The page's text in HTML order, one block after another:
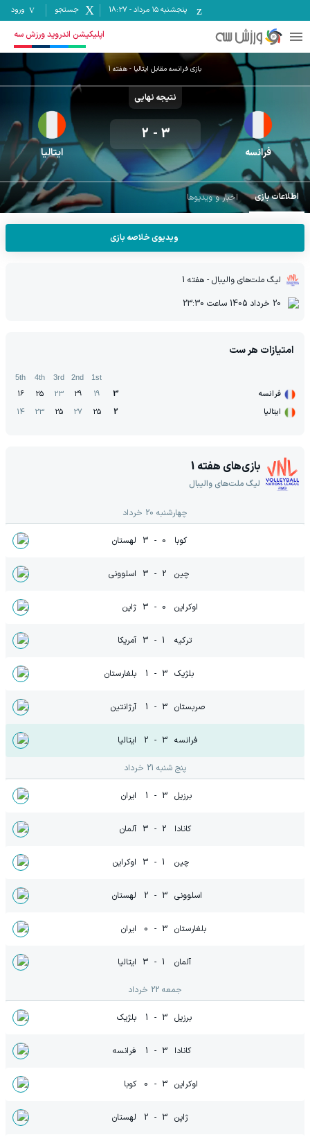
پنجشنبه ۱۵ مرداد -
18:27 جستجو ورود
اپلیکیشن اندروید ورزش سه
بازی فرانسه مقابل ایتالیا - هفته1
نتیجه نهایی
فرانسه
3
-
2
ایتالیا
اطلاعات بازی اخبار و ویدیوها
ویدیوی خلاصه بازی
لیگ ملت‌های والیبال - هفته 1
20 خرداد 1405
ساعت 23:30
امتیازات هر ست
1st
2nd
3rd
4th
5th
فرانسه 3
19
29
23
25
16
ایتالیا
2
25
27
25
23
14
بازی‌های هفته 1
لیگ ملت‌های والیبال
چهارشنبه 20 خرداد
کوبا 0
-
3 لهستان
چین 2
-
3 اسلوونی
اوکراین 0
-
3 ژاپن
ترکیه 1
-
3 آمریکا
بلژیک 3
-
1 بلغارستان
صربستان 3
-
1 آرژانتین
فرانسه 3
-
2 ایتالیا
پنج شنبه 21 خرداد
برزیل 3
-
1 ایران
کانادا 2
-
3 آلمان
چین 1
-
3 اوکراین
اسلوونی 3
-
2 لهستان
بلغارستان 3
-
0 ایران
آلمان 1
-
3 ایتالیا
جمعه 22 خرداد
برزیل 3
-
1 بلژیک
کانادا 3
-
1 فرانسه
اوکراین 3
-
0 کوبا
ژاپن 3
-
2 لهستان